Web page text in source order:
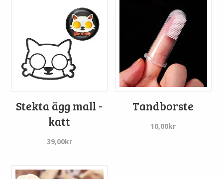
Stekta ägg mall -
katt
39,00kr
Tandborste
10,00kr